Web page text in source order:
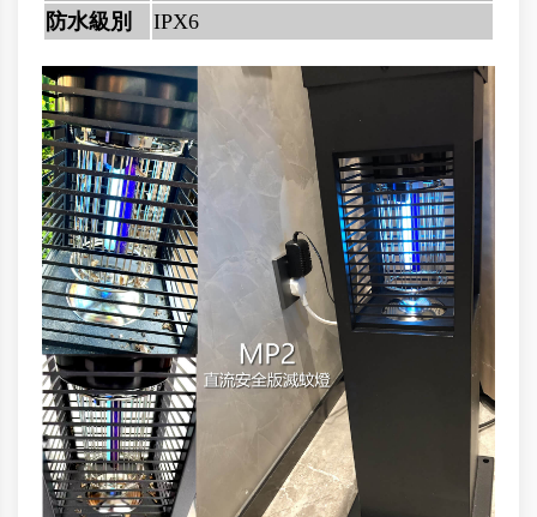
防水級別
IPX6